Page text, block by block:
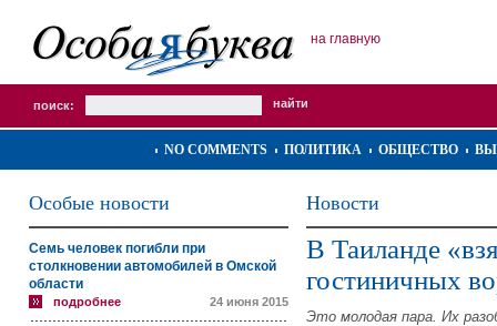
на главную
поиск:
NO COMMENTS ПОЛИТИКА ОБЩЕСТВО
Особые новости
Семь человек погибли при
столкновении автомобилей в Омской
области
подробнее 24 июня 2015
Новости
В Таиланде
гостиничных
Это молодая пара. Их